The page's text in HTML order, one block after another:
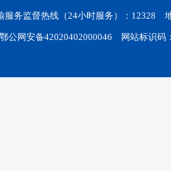
服务监督热线（24小时服务）：12328
鄂公网安备42020402000046 网站标识码